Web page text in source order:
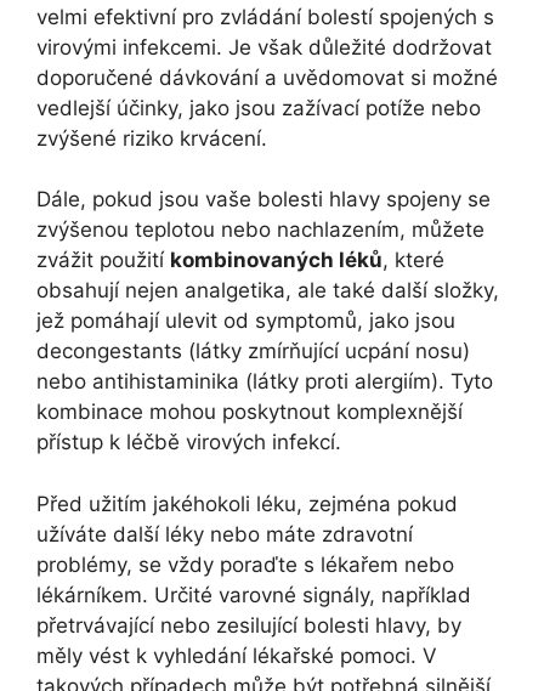
velmi efektivní pro zvládání bolestí spojených s
virovými infekcemi. Je však důležité dodržovat
doporučené dávkování a uvědomovat si možné
vedlejší účinky, jako jsou zažívací potíže nebo
zvýšené riziko krvácení.
Dále, pokud jsou vaše bolesti hlavy spojeny se
zvýšenou teplotou nebo nachlazením, můžete
zvážit použití kombinovaných léků, které
obsahují nejen analgetika, ale také další složky,
jež pomáhají ulevit od symptomů, jako jsou
decongestants (látky zmírňující ucpání nosu)
nebo antihistaminika (látky proti alergiím). Tyto
kombinace mohou poskytnout komplexnější
přístup k léčbě virových infekcí.
Před užitím jakéhokoli léku, zejména pokud
užíváte další léky nebo máte zdravotní
problémy, se vždy poraďte s lékařem nebo
lékárníkem. Určité varovné signály, například
přetrvávající nebo zesilující bolesti hlavy, by
měly vést k vyhledání lékařské pomoci. V
takových případech může být potřebná silnější